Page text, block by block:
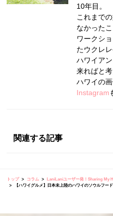
10年目。
これまで
なかったこ
ワークシ
たウクレ
ハワイア
来ればと考
ハワイの
Instagram
関連する記事
トップ コラム
LaniLaniユーザー発！Sharing My
【ハワイグルメ】日本未上陸のハワイのソウルフード